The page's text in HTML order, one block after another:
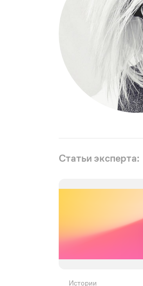
Статьи эксперта:
Истории